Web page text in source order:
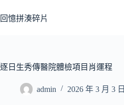
至
容
回憶拼湊碎片
逐日生秀傳醫院體檢項目肖運程
admin 2026 年 3 月 3 日